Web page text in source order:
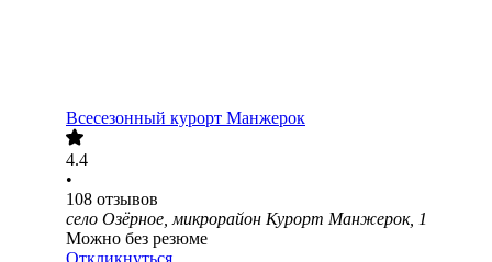
Всесезонный курорт Манжерок
4.4
•
108 отзывов
село Озёрное, микрорайон Курорт Манжерок, 1
Можно без резюме